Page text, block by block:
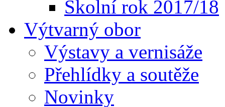
Školní rok 2017/18
Výtvarný obor
Výstavy a vernisáže
Přehlídky a soutěže
Novinky